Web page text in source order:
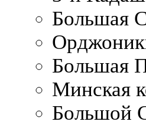
Большая
Большая
Минская
Большой